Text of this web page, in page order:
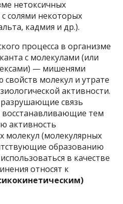
нетоксичных
солями некоторых
кадмия и др.).
процесса в организме
с молекулами (или
— мишенями
молекул и утрате
активности.
связь
тем
активность
молекул (молекулярных
образованию
в качестве
относят к